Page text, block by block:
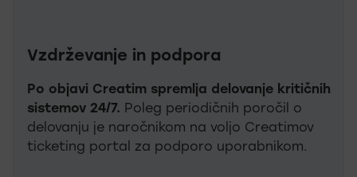
Vzdrževanje in podpora
Po objavi Creatim spremlja delovanje kritičnih
sistemov 24/7. Poleg periodičnih poročil o
delovanju je naročnikom na voljo Creatimov
ticketing portal za podporo uporabnikom.